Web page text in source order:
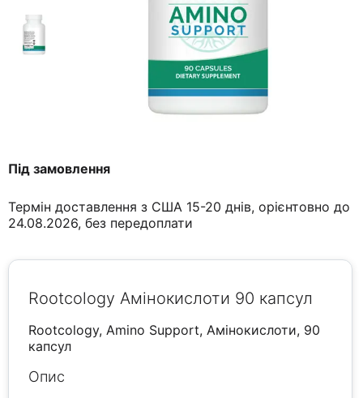
Під замовлення
Термін доставлення з США 15-20 днів, орієнтовно до
24.08.2026, без передоплати
Rootcology Амінокислоти 90 капсул
Rootcology, Amino Support, Амінокислоти, 90
капсул
Опис